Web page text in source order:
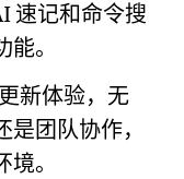
速记和命令搜
。
新体验，无
团队协作，
。